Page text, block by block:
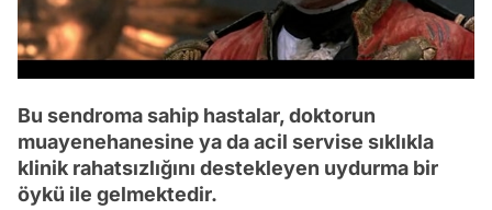
Bu sendroma sahip hastalar, doktorun
muayenehanesine ya da acil servise sıklıkla
klinik rahatsızlığını destekleyen uydurma bir
öykü ile gelmektedir.